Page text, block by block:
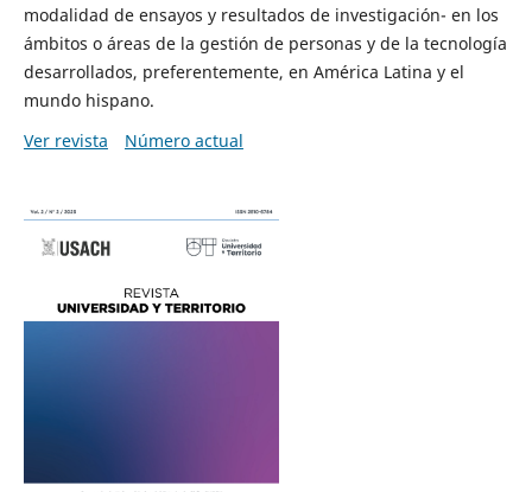
modalidad de ensayos y resultados de investigación- en los
ámbitos o áreas de la gestión de personas y de la tecnología
desarrollados, preferentemente, en América Latina y el
mundo hispano.
Ver revista
Número actual